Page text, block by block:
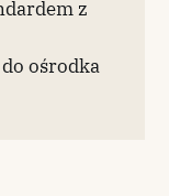
z
ośrodka